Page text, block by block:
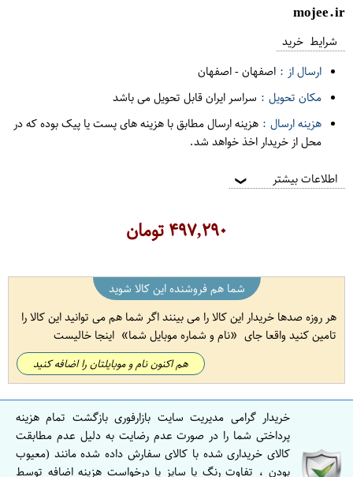
mojee.ir
شرایط خرید
ارسال از : اصفهان-اصفهان
مکان تحویل : سراسر ایران قابل تحویل می باشد
هزینه ارسال : هزینه ارسال مطابق با هزینه های پست یا پیک بوده که در
محل از خریدار اخذ خواهد شد.
اطلاعات بیشتر ❯
۴۹۷,۲۹۰تومان
شما هم فروشنده این کالا شوید
هر روزه صدها خریدار این کالا را می بینند اگر شما هم می توانید این کالا را
تامین کنید واقعا جای
نام و شماره موبایل شما اینجا خالیست
هم اکنون نام و موبایلتان را اضافه کنید
خریدار گرامی مدیریت سایت بازارفوری بازگشت تمام هزینه
پرداختی شما را در صورت عدم رضایت به دلیل عدم مطابقت
کالای خریداری شده با کالای سفارش داده شده مانند (معیوب
بودن ، تفاوت رنگ یا سایز یا درخواست هزینه اضافه توسط